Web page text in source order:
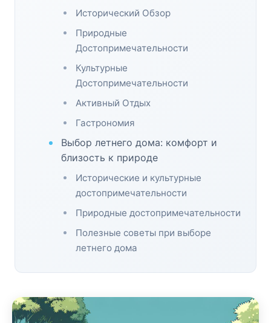
Исторический Обзор
Природные
Достопримечательности
Культурные
Достопримечательности
Активный Отдых
Гастрономия
Выбор летнего дома: комфорт и
близость к природе
Исторические и культурные
достопримечательности
Природные достопримечательности
Полезные советы при выборе
летнего дома